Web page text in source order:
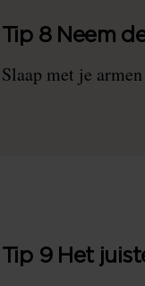
Tip 8 Neem
Slaap met je
Tip 9 Het